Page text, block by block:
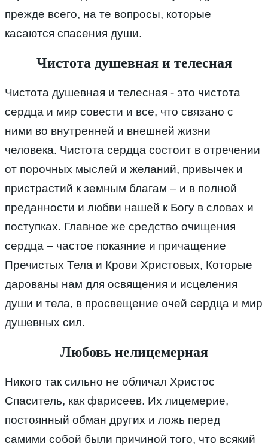
прежде всего, на те вопросы, которые
касаются спасения души.
Чистота душевная и телесная
Чистота душевная и телесная - это чистота
сердца и мир совести и все, что связано с
ними во внутренней и внешней жизни
человека. Чистота сердца состоит в отречении
от порочных мыслей и желаний, привычек и
пристрастий к земным благам – и в полной
преданности и любви нашей к Богу в словах и
поступках. Главное же средство очищения
сердца – частое покаяние и причащение
Пречистых Тела и Крови Христовых, Которые
дарованы нам для освящения и исцеления
души и тела, в просвещение очей сердца и мир
душевных сил.
Любовь нелицемерная
Никого так сильно не обличал Христос
Спаситель, как фарисеев. Их лицемерие,
постоянный обман других и ложь перед
самими собой были причиной того, что всякий